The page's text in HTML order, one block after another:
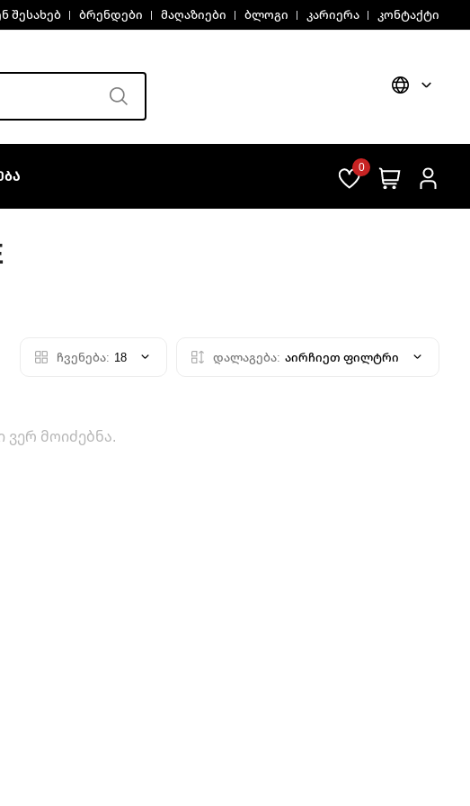
შესახებ ბრენდები მაღაზიები ბლოგი კარიერა კონტაქტი
0
ჩვენება: 18 დალაგება: აირჩიეთ ფილტრი
მოიძებნა.